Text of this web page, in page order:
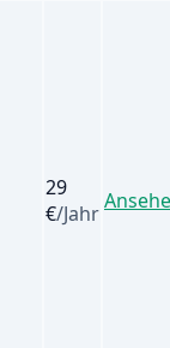
29
€/Jahr